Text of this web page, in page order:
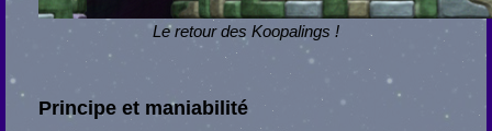
Le retour des Koopalings !
Principe et maniabilité